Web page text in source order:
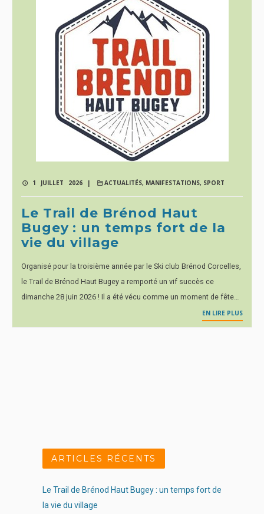
1 JUILLET 2026 | ACTUALITÉS, MANIFESTATIONS, SPORT
Le Trail de Brénod Haut
Bugey : un temps fort de la
vie du village
Organisé pour la troisième année par le Ski club Brénod Corcelles,
le Trail de Brénod Haut Bugey a remporté un vif succès ce
dimanche 28 juin 2026 ! Il a été vécu comme un moment de fête…
EN LIRE PLUS
ARTICLES RÉCENTS
Le Trail de Brénod Haut Bugey : un temps fort de
la vie du village